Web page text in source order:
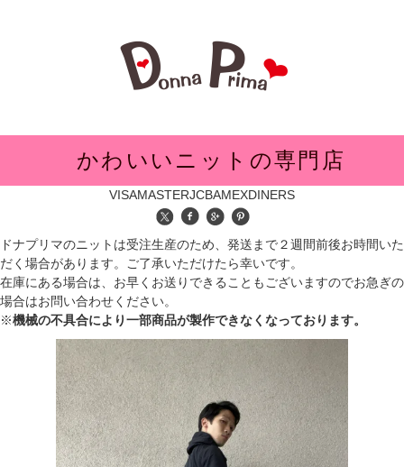
かわいいニットの専門店
VISAMASTERJCBAMEXDINERS
ドナプリマのニットは受注生産のため、発送まで２週間前後お時間いた
だく場合があります。ご了承いただけたら幸いです。
在庫にある場合は、お早くお送りできることもございますのでお急ぎの
場合はお問い合わせください。
※機械の不具合により一部商品が製作できなくなっております。